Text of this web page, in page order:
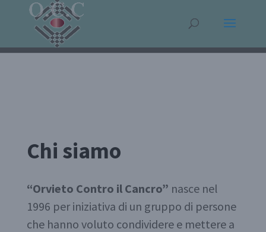
Chi siamo
“Orvieto Contro il Cancro” nasce nel
1996 per iniziativa di un gruppo di persone
che hanno voluto condividere e mettere a